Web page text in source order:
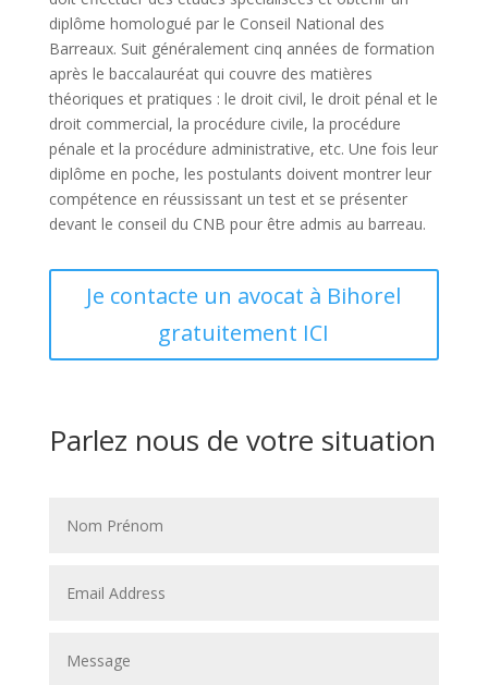
diplôme homologué par le Conseil National des
Barreaux. Suit généralement cinq années de formation
après le baccalauréat qui couvre des matières
théoriques et pratiques : le droit civil, le droit pénal et le
droit commercial, la procédure civile, la procédure
pénale et la procédure administrative, etc. Une fois leur
diplôme en poche, les postulants doivent montrer leur
compétence en réussissant un test et se présenter
devant le conseil du CNB pour être admis au barreau.
Je contacte un avocat à Bihorel
gratuitement ICI
Parlez nous de votre situation